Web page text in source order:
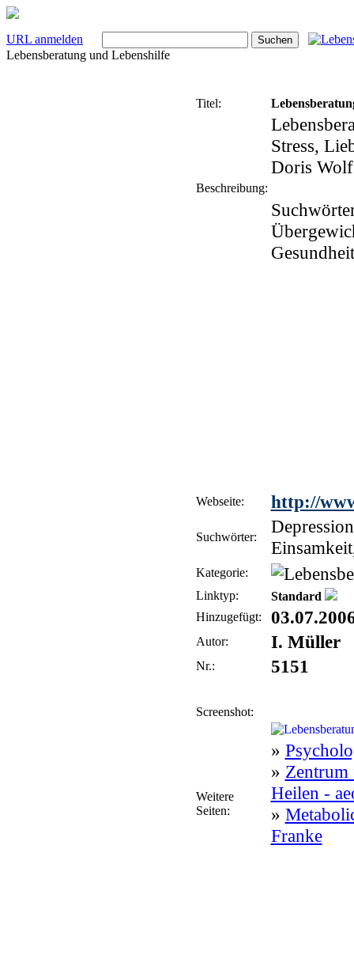
URL anmelden
Lebensberatung und Lebenshilfe
Titel:
Beschreibung:
Stress,
Doris
Webseite: http://
Suchwörter:
Kategorie:
Linktyp:
Standard
Hinzugefügt:
Autor: I. Müller
Nr.: 5151
Screenshot:
Weitere
Seiten:
»
» Zentrum
Heilen -
»
Franke